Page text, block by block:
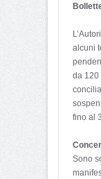
alcuni
da 120
fino al
Sono